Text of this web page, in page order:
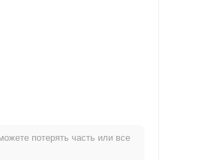
рынком?
потерять часть или все